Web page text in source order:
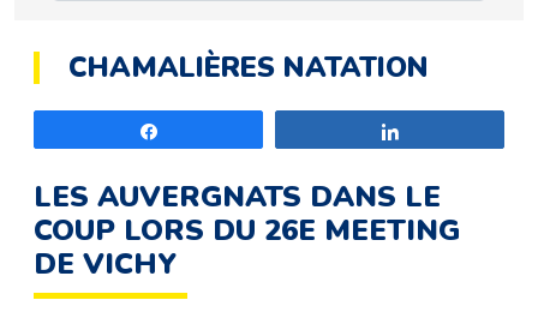
CHAMALIÈRES NATATION
LES AUVERGNATS DANS LE
COUP LORS DU 26E MEETING
DE VICHY